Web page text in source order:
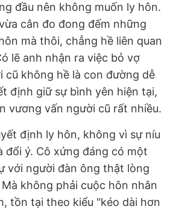
đầu nên không muốn ly hôn.
cân đo đong đếm những
mà thôi, chẳng hề liên quan
lẽ anh nhận ra việc bỏ vợ
cũ không hề là con đường dễ
định giữ sự bình yên hiện tại,
vương vấn người cũ rất nhiều.
định ly hôn, không vì sự níu
đổi ý. Cô xứng đáng có một
với người đàn ông thật lòng
không phải cuộc hôn nhân
tồn tại theo kiểu "kéo dài hơn